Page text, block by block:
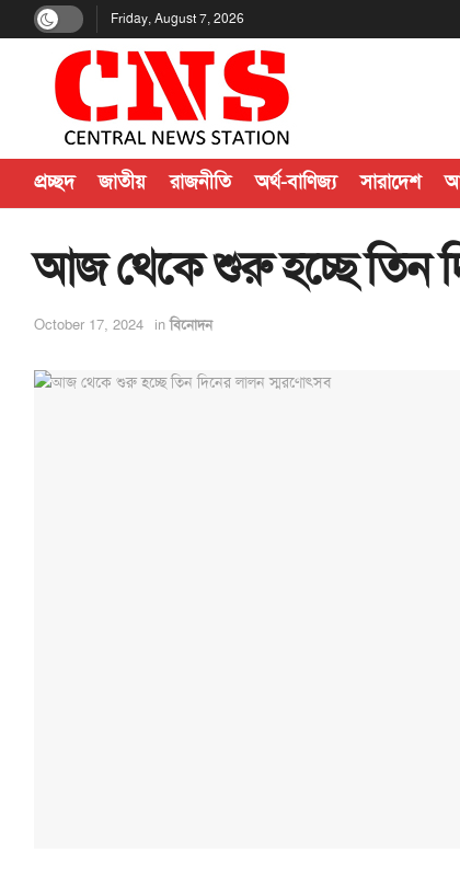
Friday, August 7, 2026
প্রচ্ছদ জাতীয় রাজনীতি অর্থ-বাণিজ্য সারাদেশ
আজ থেকে শুরু হচ্ছে তিন
October 17, 2024 in বিনোদন